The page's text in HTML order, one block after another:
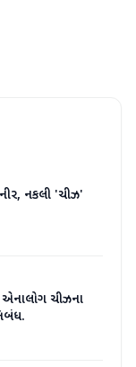
નકલી 'ચીઝ'
એનાલોગ ચીઝના